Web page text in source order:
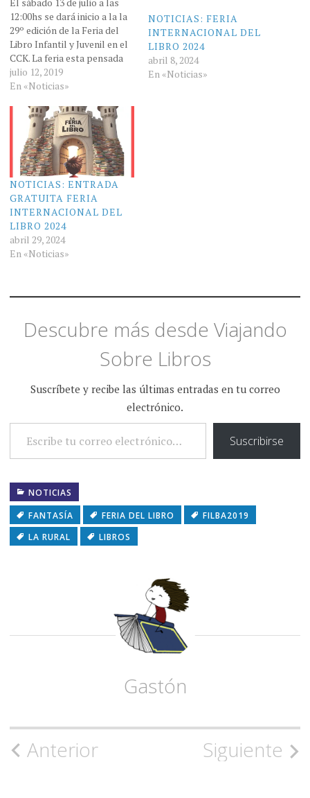
12:00hs se dará inicio a la la
29º edición de la Feria del
Libro Infantil y Juvenil en el
CCK. La feria esta pensada
para que los chicos se
conecten con el mundo de la
talleres de escritura
creativa, talleres de…
julio 12, 2019
En «Noticias»
NOTICIAS: FERIA
INTERNACIONAL DEL
LIBRO 2024
abril 8, 2024
En «Noticias»
NOTICIAS: ENTRADA
GRATUITA FERIA
INTERNACIONAL DEL
LIBRO 2024
abril 29, 2024
En «Noticias»
Descubre más desde Viajando
Sobre Libros
Suscríbete y recibe las últimas entradas en tu correo
electrónico.
ESCRIBE TU CORREO ELECTRÓNICO…
Suscribirse
NOTICIAS
FANTASÍA
FERIA DEL LIBRO
FILBA2019
LA RURAL
LIBROS
Gastón
Navegación
Anterior Siguiente